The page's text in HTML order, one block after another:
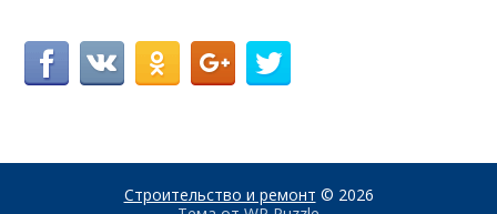
Строительство и ремонт © 2026